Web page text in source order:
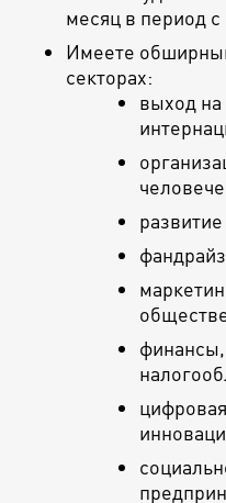
месяц в период
Имеете
секторах:
выход
финансы,